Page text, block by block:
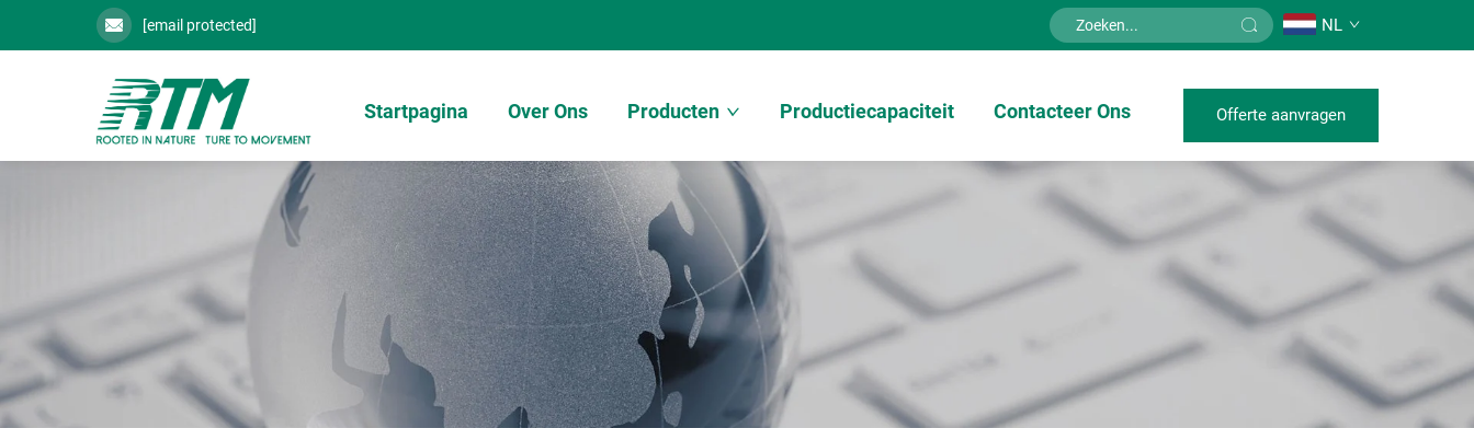
[email protected] NL
Startpagina Over Ons Producten Productiecapaciteit Contacteer Ons Offerte aanvragen